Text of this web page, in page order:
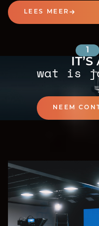
LEES MEER
wat is
NEEM